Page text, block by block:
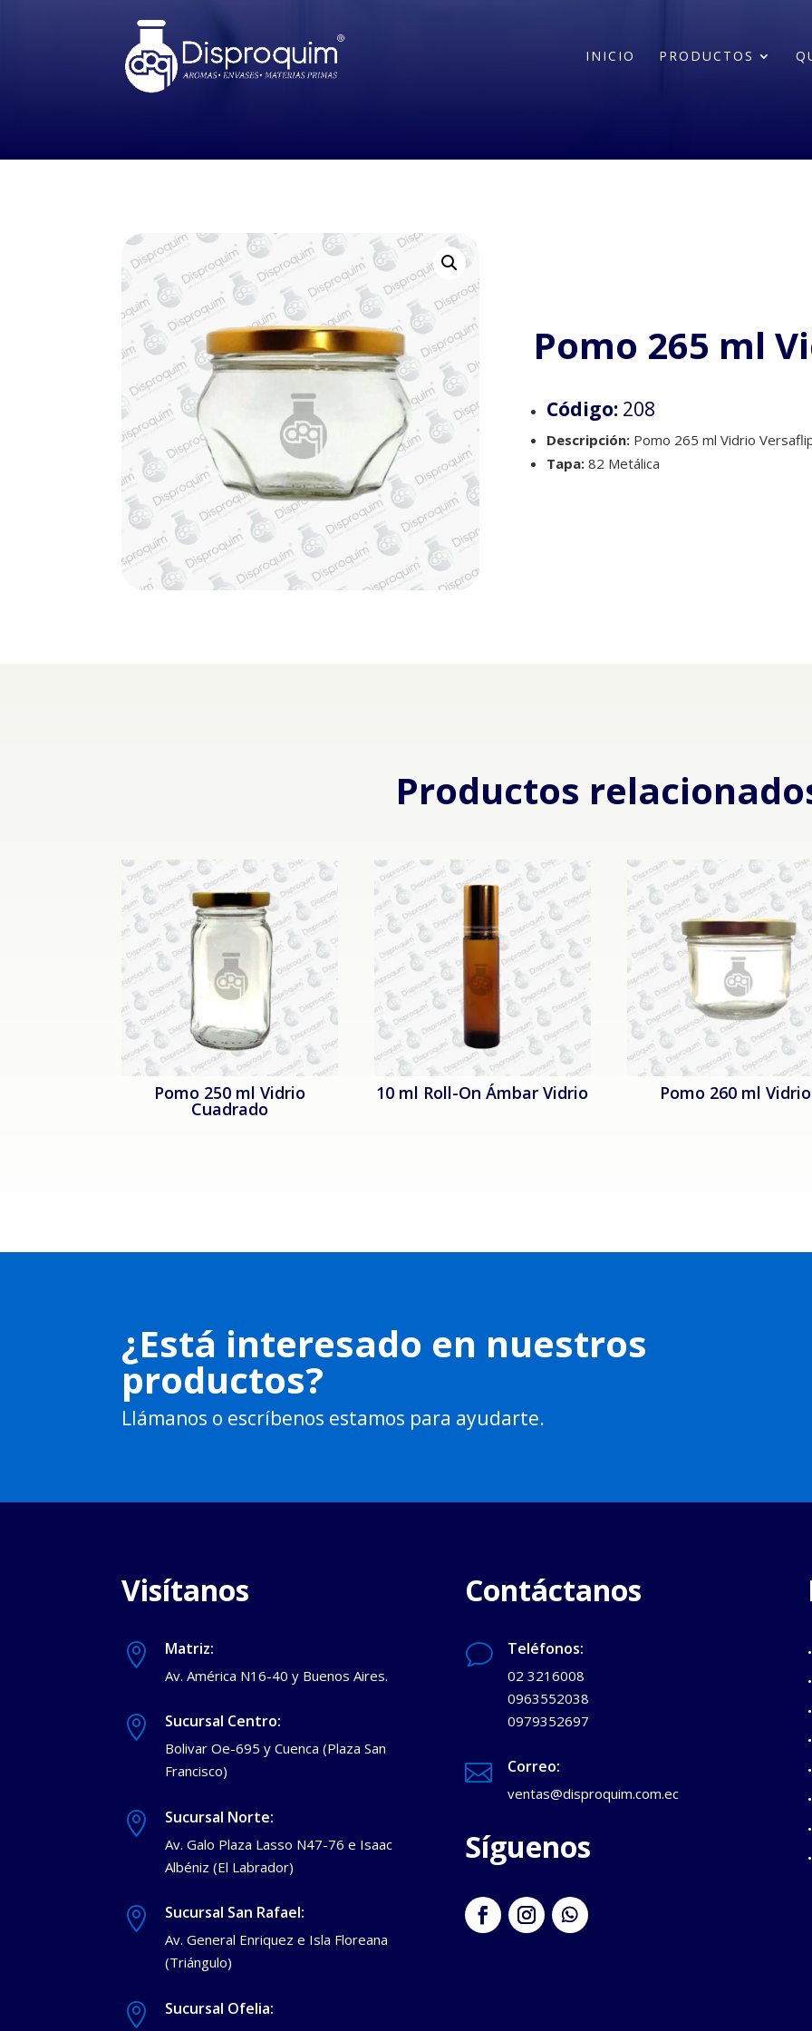
INICIO PRODUCTOS
Pomo 265 ml
Código: 208
Descripción: Pomo 265 ml Vidrio
Tapa: 82 Metálica
Productos
Pomo 250 ml Vidrio
Cuadrado
10 ml Roll-On Ámbar Vidrio Pomo 260 ml Vidrio
¿Está interesado en nuestros
productos?
Llámanos o escríbenos estamos para ayudarte.
Visítanos
 Matriz:
Av. América N16-40 y Buenos Aires.
 Sucursal Centro:
Bolivar Oe-695 y Cuenca (Plaza San
Francisco)
 Sucursal Norte:
Av. Galo Plaza Lasso N47-76 e Isaac
Albéniz (El Labrador)
 Sucursal San Rafael:
Av. General Enriquez e Isla Floreana
(Triángulo)
 Sucursal Ofelia:
Contáctanos
v Teléfonos:
02 3216008
0963552038
0979352697
 Correo:
ventas@disproquim.com.ec
Síguenos